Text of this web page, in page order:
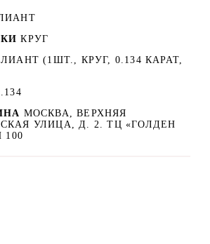
КРУГ
(1ШТ., КРУГ, 0.134 КАРАТ,
МОСКВА, ВЕРХНЯЯ
УЛИЦА, Д. 2. ТЦ «ГОЛДЕН
100